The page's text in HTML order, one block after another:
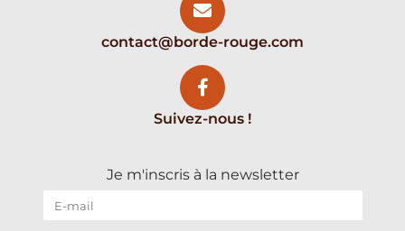
contact@borde-rouge.com
Suivez-nous !
Je m'inscris à la newsletter